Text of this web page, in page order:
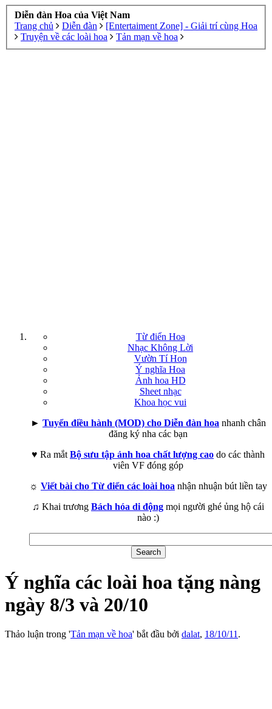
Diễn đàn Hoa của Việt Nam
Trang chủ
Diễn đàn
[Entertaiment Zone] - Giải trí cùng Hoa
Truyện về các loài hoa
Tản mạn về hoa
Từ điển Hoa
Nhạc Không Lời
Vườn Tí Hon
Ý nghĩa Hoa
Ảnh hoa HD
Sheet nhạc
Khoa học vui
► Tuyển điều hành (MOD) cho Diễn đàn hoa nhanh chân
đăng ký nha các bạn
♥ Ra mắt Bộ sưu tập ảnh hoa chất lượng cao do các thành
viên VF đóng góp
☼ Viết bài cho Từ điển các loài hoa nhận nhuận bút liền tay
♫ Khai trương Bách hóa di động mọi người ghé ủng hộ cái
nào :)
Ý nghĩa các loài hoa tặng nàng
ngày 8/3 và 20/10
Thảo luận trong 'Tản mạn về hoa' bắt đầu bởi dalat, 18/10/11.